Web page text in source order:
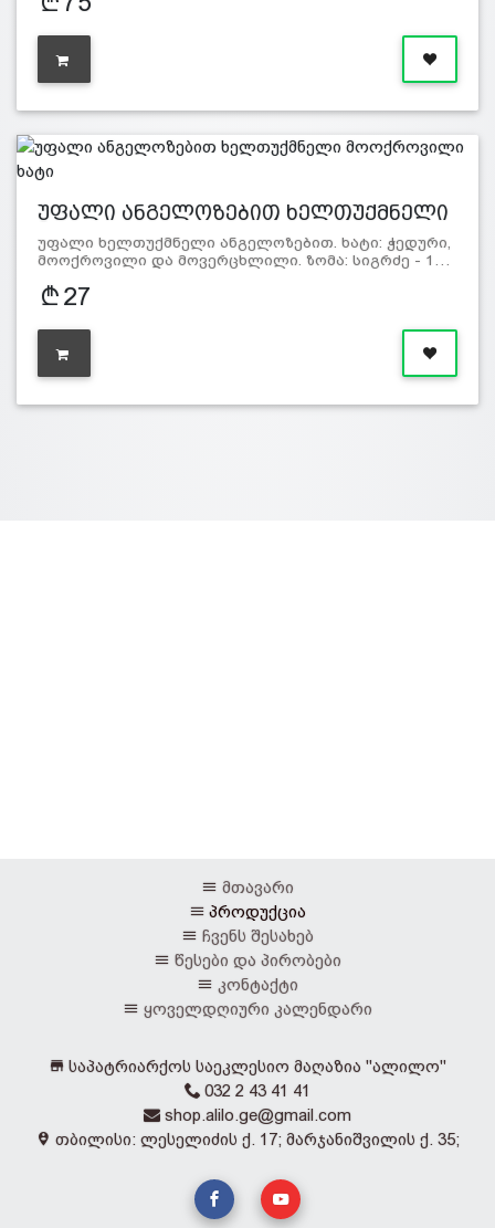
უფალი ანგელოზებით ხელთუქმნელი
უფალი ხელთუქმნელი ანგელოზებით. ხატი: ჭედური,
მოოქროვილი და მოვერცხლილი. ზომა: სიგრძე - 1…
27
მთავარი
პროდუქცია
ჩვენს შესახებ
წესები და პირობები
კონტაქტი
ყოველდღიური კალენდარი
საპატრიარქოს საეკლესიო მაღაზია "ალილო"
032 2 43 41 41
shop.alilo.ge@gmail.com
თბილისი: ლესელიძის ქ. 17; მარჯანიშვილის ქ. 35;